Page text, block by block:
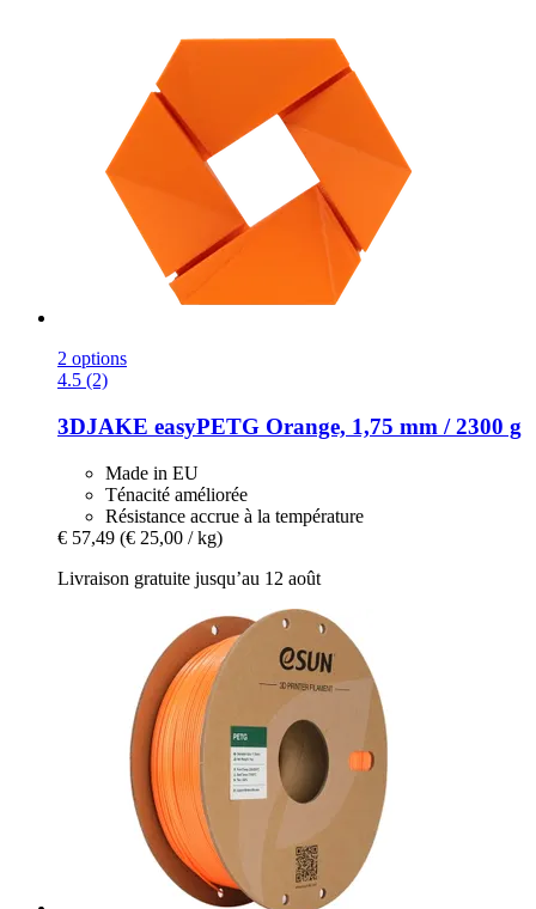
2 options
4.5 (2)
3DJAKE easyPETG Orange, 1,75 mm / 2300 g
Made in EU
Ténacité améliorée
Résistance accrue à la température
€ 57,49 (€ 25,00 / kg)
Livraison gratuite jusqu’au 12 août